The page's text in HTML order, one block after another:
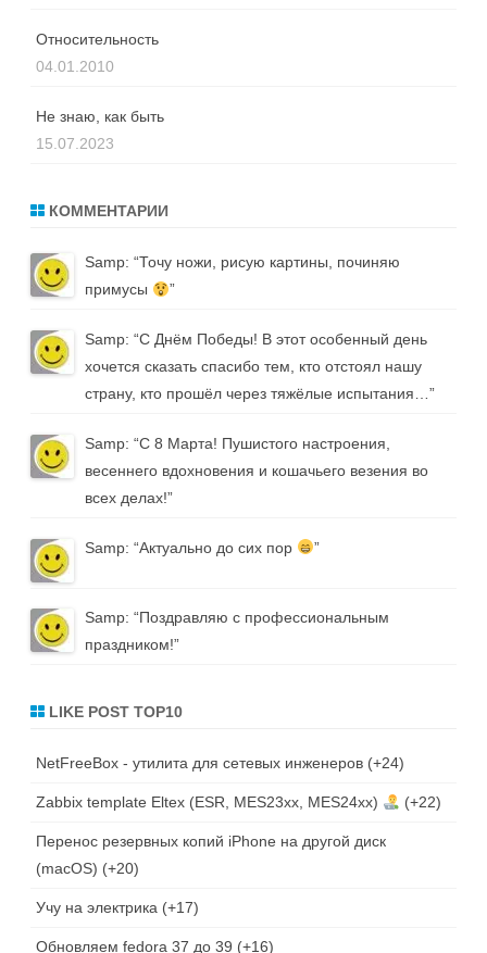
Относительность
04.01.2010
Не знаю, как быть
15.07.2023
КОММЕНТАРИИ
Samp: “Точу ножи, рисую картины, починяю
примусы
”
Samp: “С Днём Победы! В этот особенный день
хочется сказать спасибо тем, кто отстоял нашу
страну, кто прошёл через тяжёлые испытания… ”
Samp: “С 8 Марта! Пушистого настроения,
весеннего вдохновения и кошачьего везения во
всех делах!”
Samp: “Актуально до сих пор ”
Samp: “Поздравляю с профессиональным
праздником!”
LIKE POST TOP10
NetFreeBox - утилита для сетевых инженеров +24
Zabbix template Eltex (ESR, MES23xx, MES24xx) +22
Перенос резервных копий iPhone на другой диск
(macOS)
+20
Учу на электрика +17
Обновляем fedora 37 до 39 +16